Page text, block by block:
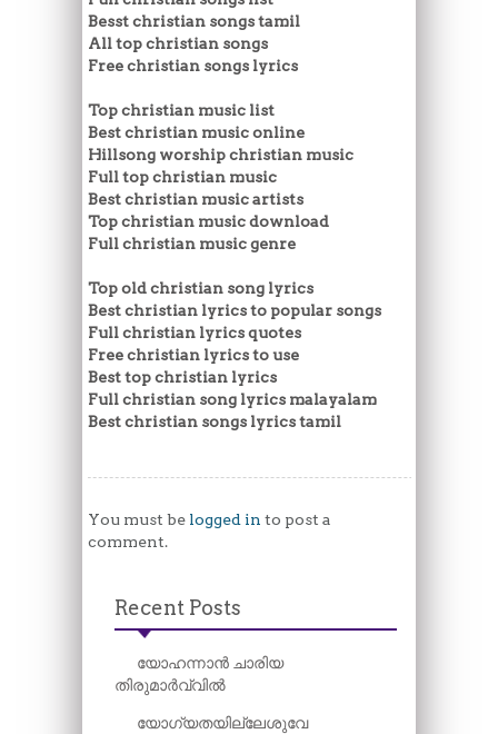
Besst christian songs tamil
All top christian songs
Free christian songs lyrics
Top christian music list
Best christian music online
Hillsong worship christian music
Full top christian music
Best christian music artists
Top christian music download
Full christian music genre
Top old christian song lyrics
Best christian lyrics to popular songs
Full christian lyrics quotes
Free christian lyrics to use
Best top christian lyrics
Full christian song lyrics malayalam
Best christian songs lyrics tamil
You must be logged in to post a
comment.
Recent Posts
യോഹന്നാൻ ചാരിയ
തിരുമാർവ്വിൽ
യോഗ്യതയില്ലേശുവേ